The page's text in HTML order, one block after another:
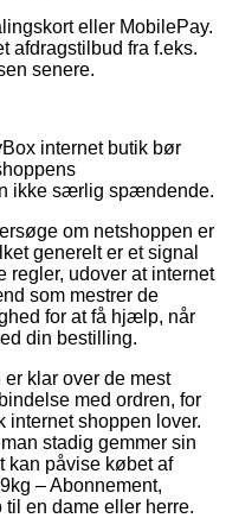
eller MobilePay.
afdragstilbud fra f.eks.
senere.
internet butik bør
ikke særlig spændende.
om netshoppen er
generelt er et signal
regler, udover at internet
som mestrer de
for at få hjælp, når
din bestilling.
klar over de mest
med ordren, for
internet shoppen lover.
stadig gemmer sin
kan påvise købet af
– Abonnement,
en dame eller herre.